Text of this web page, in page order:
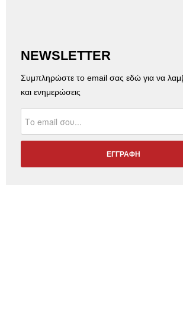
NEWSLETTER
Συμπληρώστε το email σας εδώ για να
και ενημερώσεις